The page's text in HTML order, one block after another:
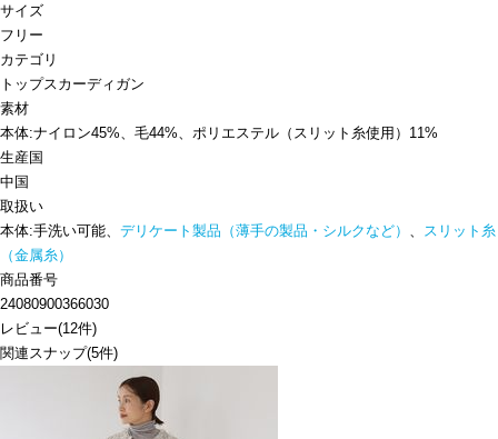
サイズ
フリー
カテゴリ
トップスカーディガン
素材
本体:ナイロン45%、毛44%、ポリエステル（スリット糸使用）11%
生産国
中国
取扱い
本体:手洗い可能、 デリケート製品（薄手の製品・シルクなど） 、 スリット糸
（金属糸）
商品番号
24080900366030
レビュー(12件)
関連スナップ(5件)